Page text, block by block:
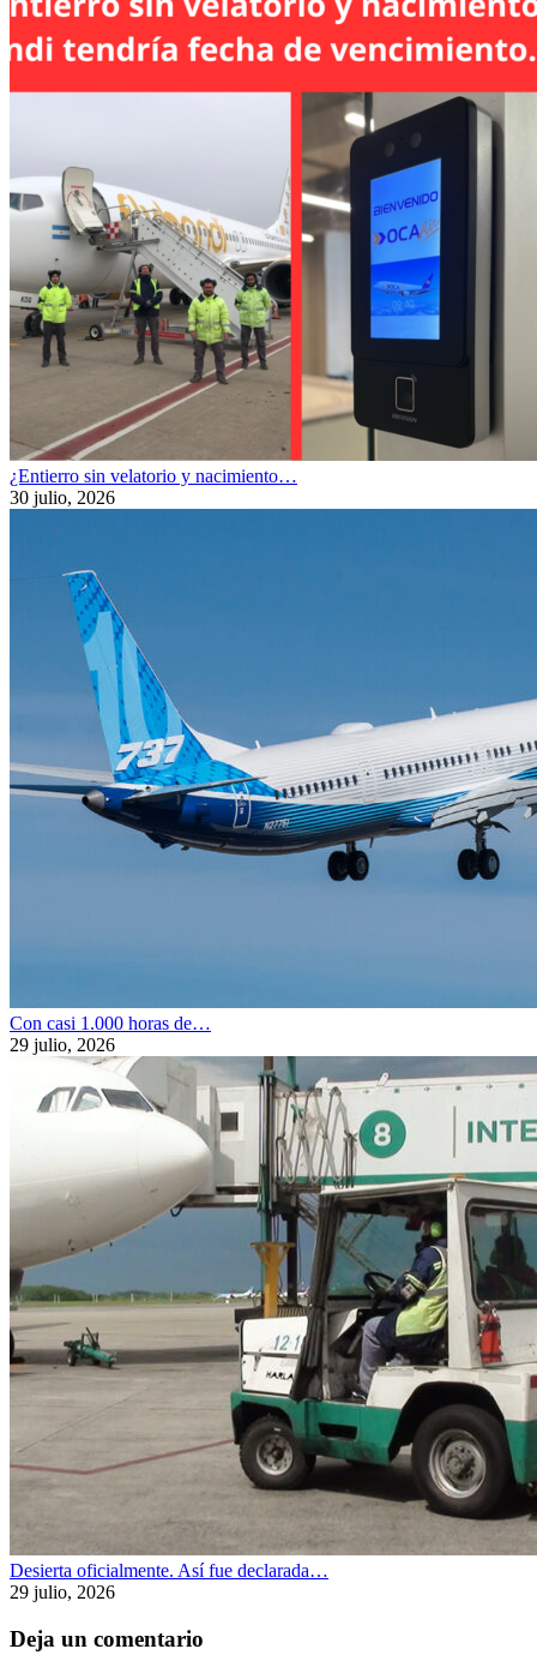
¿Entierro sin velatorio y nacimiento…
30 julio, 2026
Con casi 1.000 horas de…
29 julio, 2026
Desierta oficialmente. Así fue declarada…
29 julio, 2026
Deja un comentario